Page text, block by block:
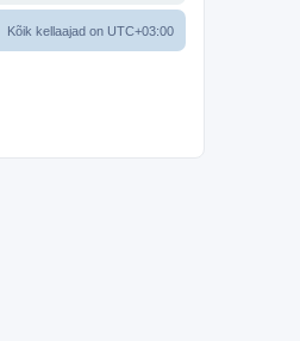
Kõik kellaajad on UTC+03:00